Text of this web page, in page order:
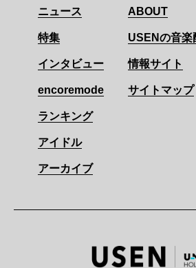
ニュース
特集
インタビュー
encoremode
ランキング
アイドル
アーカイブ
ABOUT
USENの音楽
情報サイト
サイトマップ